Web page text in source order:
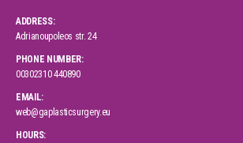
ADDRESS:
Adrianoupoleos str. 24
PHONE NUMBER:
00302310 440890
EMAIL:
web@gaplasticsurgery.eu
HOURS: